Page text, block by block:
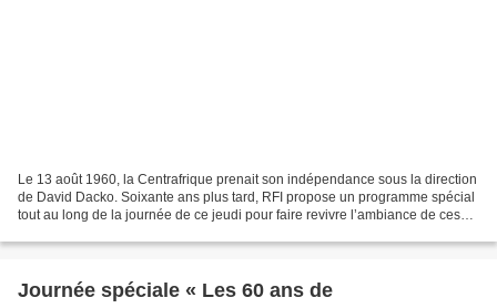
Le 13 août 1960, la Centrafrique prenait son indépendance sous la direction
de David Dacko. Soixante ans plus tard, RFI propose un programme spécial
tout au long de la journée de ce jeudi pour faire revivre l’ambiance de ces
Journée spéciale « Les 60 ans de